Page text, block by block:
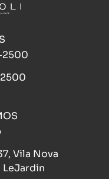
2500
2500
Vila Nova